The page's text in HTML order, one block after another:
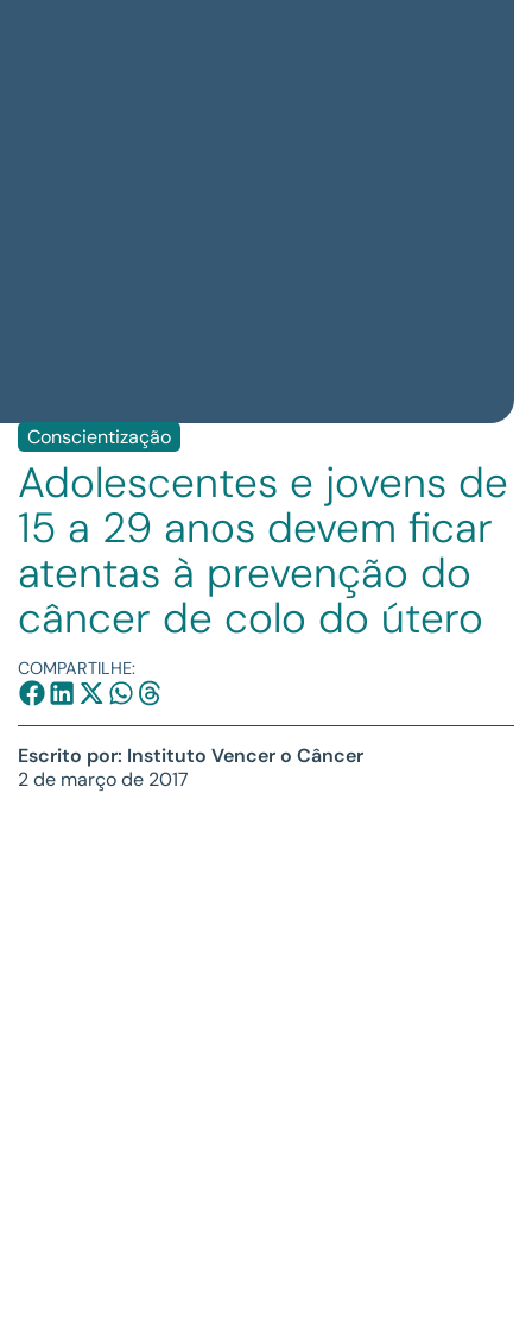
Conscientização
Adolescentes e jovens de
15 a 29 anos devem ficar
atentas à prevenção do
câncer de colo do útero
COMPARTILHE:
Escrito por: Instituto Vencer o Câncer
2 de março de 2017